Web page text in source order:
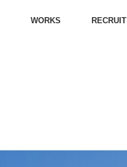
WORKS RECRUIT